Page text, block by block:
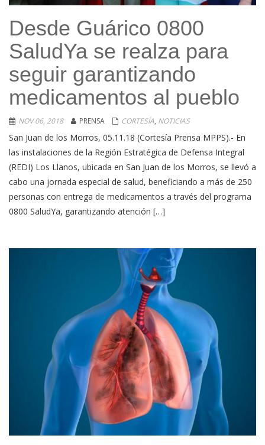
Desde Guárico 0800
SaludYa se realza para
seguir garantizando
medicamentos al pueblo
NOV 06, 2018 PRENSA CORTESÍA, NOTICIAS
San Juan de los Morros, 05.11.18 (Cortesía Prensa MPPS).- En
las instalaciones de la Región Estratégica de Defensa Integral
(REDI) Los Llanos, ubicada en San Juan de los Morros, se llevó a
cabo una jornada especial de salud, beneficiando a más de 250
personas con entrega de medicamentos a través del programa
0800 SaludYa, garantizando atención […]